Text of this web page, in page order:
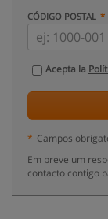
CÓDIGO POSTAL
Acepta la
* Campos
Em breve um
contacto contigo